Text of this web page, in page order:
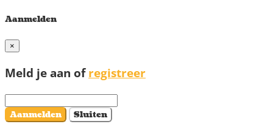
Aanmelden
×
Meld je aan ofregistreer
Aanmelden Sluiten